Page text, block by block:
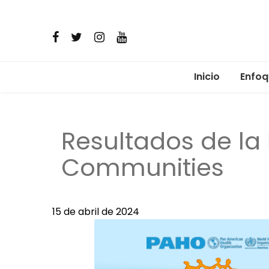
Inicio
Resultados de
Communities
15 de abril de 2024